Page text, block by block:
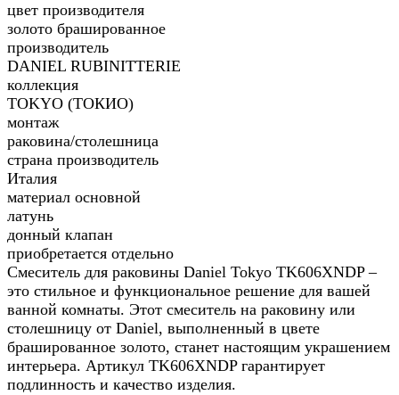
цвет производителя
золото брашированное
производитель
DANIEL RUBINITTERIE
коллекция
TOKYO (ТОКИО)
монтаж
раковина/столешница
страна производитель
Италия
материал основной
латунь
донный клапан
приобретается отдельно
Смеситель для раковины Daniel Tokyo TK606XNDP –
это стильное и функциональное решение для вашей
ванной комнаты. Этот смеситель на раковину или
столешницу от Daniel, выполненный в цвете
брашированное золото, станет настоящим украшением
интерьера. Артикул TK606XNDP гарантирует
подлинность и качество изделия.